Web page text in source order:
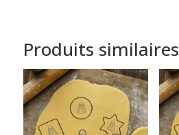
Produits similaires